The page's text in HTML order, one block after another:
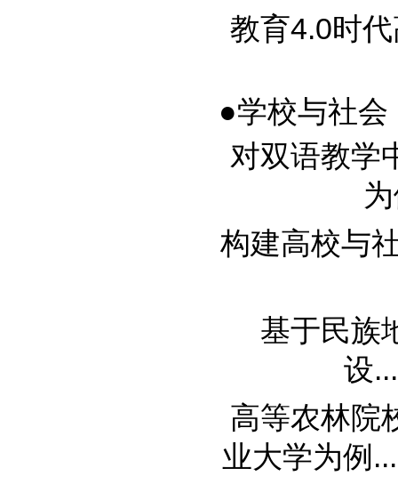
教育4.0时
●学校与社会
对双语教学
构建高校与
基于民族
设
高等农林
业大学为例